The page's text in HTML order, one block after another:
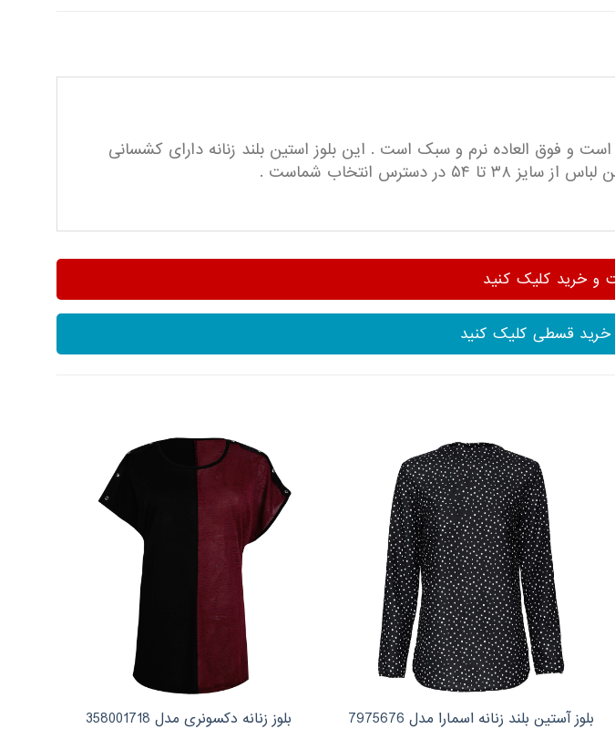
است و فوق العاده نرم و سبک است . این بلوز استین بلند زنانه دارای کشسانی
انتخاب شماست .
خرید کلیک کنید
قسطی کلیک کنید
بلوز آستین بلند زنانه اسمارا مدل 7975676 بلوز زنانه دکسونری مدل 358001718